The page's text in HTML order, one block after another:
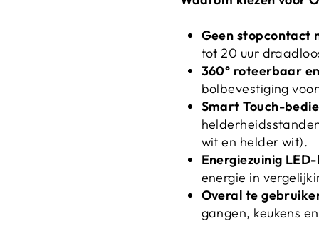
Geen stopcontact
tot 20 uur
360° roteerbaar
bolbevestiging
Smart Touch-
wit en helder wit).
Energiezuinig
energie in
Overal te
gangen, keukens